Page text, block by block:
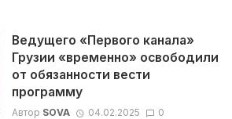
Ведущего «Первого канала»
Грузии «временно» освободили
от обязанности вести
программу
Автор SOVA 04.02.2025 0